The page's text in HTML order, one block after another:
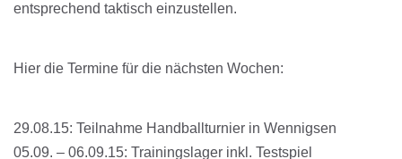
entsprechend taktisch einzustellen.
Hier die Termine für die nächsten Wochen:
29.08.15: Teilnahme Handballturnier in Wennigsen
05.09. – 06.09.15: Trainingslager inkl. Testspiel